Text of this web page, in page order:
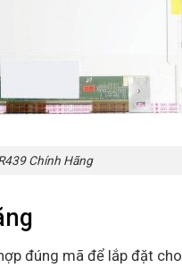
Chính Hãng
đúng mã để lắp đặt cho